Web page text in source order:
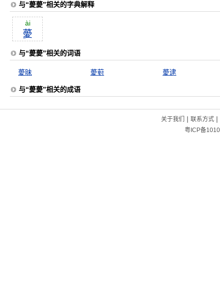
与“薆薆”相关的字典解释
ài
薆
与“薆薆”相关的词语
薆昧 薆薱 薆逮
与“薆薆”相关的成语
关于我们 | 联系方式|
粤ICP备